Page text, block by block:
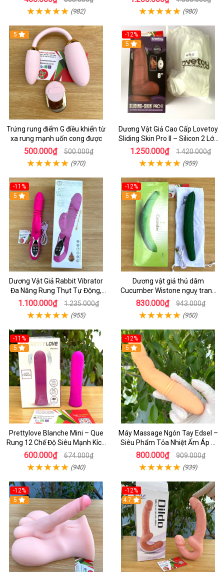
(982) (980)
5
Trứng rung điểm G điều khiển từ
xa rung mạnh uốn cong được
500.000₫ 500.000₫
(970)
-12%
5
Dương Vật Giả Cao Cấp Lovetoy
Sliding Skin Pro II – Silicon 2 Lớp
Mềm Mịn, Rung Đa Tần Từ Xa
1.250.000₫ 1.420.000₫
(959)
-11%
5
Dương Vật Giả Rabbit Vibrator
Đa Năng Rung Thụt Tự Động,
Phát Nhiệt Ấm Nóng Kích Thích
1.100.000₫ 1.235.000₫
(955)
-12%
5
Dương vật giả thủ dâm
Cucumber Wistone nguỵ trang
hình quả dưa Leo
830.000₫ 943.000₫
(950)
-11%
5
Prettylove Blanche Mini – Que
Rung 12 Chế Độ Siêu Mạnh Kích
Thích Điểm G Đê Mê
600.000₫ 674.000₫
(940)
-12%
5
Máy Massage Ngón Tay Edsel –
Siêu Phẩm Tỏa Nhiệt Ấm Áp &
Rung Móc Thăng Hoa
800.000₫ 909.000₫
(939)
-12%
5
-12%
4.7